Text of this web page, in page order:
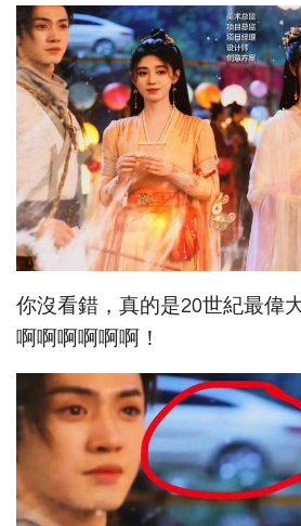
你沒看錯，真的是20世紀最偉
啊啊啊啊啊啊！